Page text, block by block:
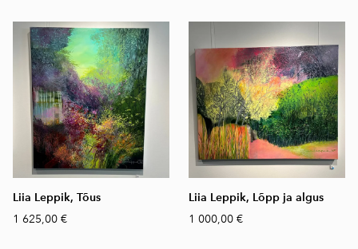
Liia Leppik, Tõus
1 625,00 €
Liia Leppik, Lõpp ja algus
1 000,00 €